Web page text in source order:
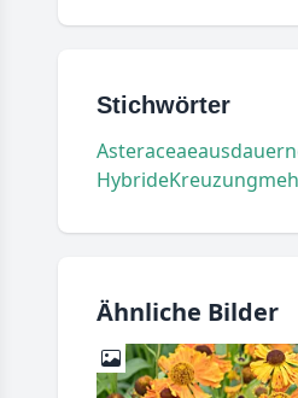
Stichwörter
Asteraceae
HybrideKreuzung
Ähnliche Bilder